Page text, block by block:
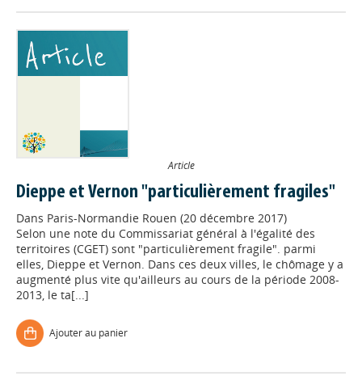
Article
Dieppe et Vernon "particulièrement fragiles"
Dans Paris-Normandie Rouen (20 décembre 2017)
Selon une note du Commissariat général à l'égalité des
territoires (CGET) sont "particulièrement fragile". parmi
elles, Dieppe et Vernon. Dans ces deux villes, le chômage y a
augmenté plus vite qu'ailleurs au cours de la période 2008-
2013, le ta[...]
Ajouter au panier